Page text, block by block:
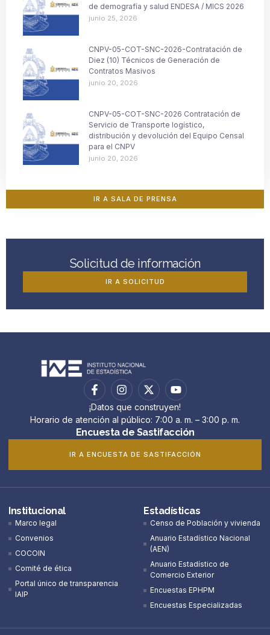
de demografía y salud ENDESA / MICS 2026
junio 25, 2026
CNPV-05-COT-SNC-2026-Contratación de
Diez (10) Técnicos de Generación de
Contratos Masivos
junio 20, 2026
CNPV-05-COT-SNC-2026 Contratación de
Servicio de Transporte logístico,
distribución y devolución del Equipo Censal
para el CNPV
junio 20, 2026
IR A SALA DE PRENSA
Solicitud de información
IR A SOLICITUD
¡Datos que construyen!
Horario de atención al público: 7:00 a. m. – 3:00 p. m.
Encuesta de Sastifacción
IR A ENCUESTA DE SASTIFACCIÓN
Institucional
Marco legal
Convenios
COCOIN
Comité de ética
Portal único de transparencia
IAIP
Estadísticas
Censo de Población y vivienda
Anuario Estadístico Nacional
(AEN)​
Anuario Estadístico de
Comercio Exterior
Encuestas EPHPM
Encuestas Especializadas